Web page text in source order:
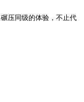
压同级的体验，不止代